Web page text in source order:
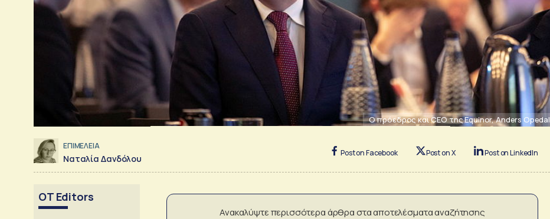
O πρόεδρος και CEO της Equinor, Anders Opedal
ΕΠΙΜΕΛΕΙΑ
Ναταλία Δανδόλου
Post on Facebook Post on X Post on LinkedIn
OT Editors
Ανακαλύψτε περισσότερα άρθρα στα αποτελέσματα αναζήτησης